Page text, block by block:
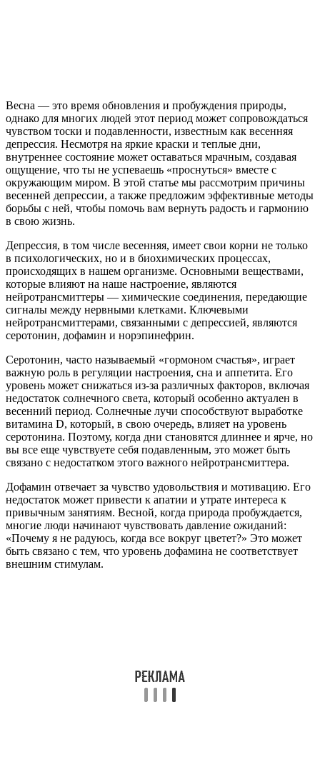
Весна — это время обновления и пробуждения природы,
однако для многих людей этот период может сопровождаться
чувством тоски и подавленности, известным как весенняя
депрессия. Несмотря на яркие краски и теплые дни,
внутреннее состояние может оставаться мрачным, создавая
ощущение, что ты не успеваешь «проснуться» вместе с
окружающим миром. В этой статье мы рассмотрим причины
весенней депрессии, а также предложим эффективные методы
борьбы с ней, чтобы помочь вам вернуть радость и гармонию
в свою жизнь.
Депрессия, в том числе весенняя, имеет свои корни не только
в психологических, но и в биохимических процессах,
происходящих в нашем организме. Основными веществами,
которые влияют на наше настроение, являются
нейротрансмиттеры — химические соединения, передающие
сигналы между нервными клетками. Ключевыми
нейротрансмиттерами, связанными с депрессией, являются
серотонин, дофамин и норэпинефрин.
Серотонин, часто называемый «гормоном счастья», играет
важную роль в регуляции настроения, сна и аппетита. Его
уровень может снижаться из-за различных факторов, включая
недостаток солнечного света, который особенно актуален в
весенний период. Солнечные лучи способствуют выработке
витамина D, который, в свою очередь, влияет на уровень
серотонина. Поэтому, когда дни становятся длиннее и ярче, но
вы все еще чувствуете себя подавленным, это может быть
связано с недостатком этого важного нейротрансмиттера.
Дофамин отвечает за чувство удовольствия и мотивацию. Его
недостаток может привести к апатии и утрате интереса к
привычным занятиям. Весной, когда природа пробуждается,
многие люди начинают чувствовать давление ожиданий:
«Почему я не радуюсь, когда все вокруг цветет?» Это может
быть связано с тем, что уровень дофамина не соответствует
внешним стимулам.